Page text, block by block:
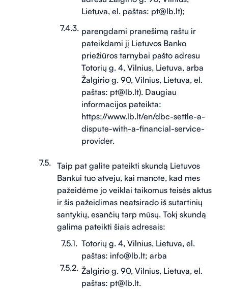
Lietuva, el. paštas: pt@lb.lt);
parengdami pranešimą raštu ir
pateikdami jį Lietuvos Banko
priežiūros tarnybai pašto adresu
Totorių g. 4, Vilnius, Lietuva, arba
Žalgirio g. 90, Vilnius, Lietuva, el.
paštas: pt@lb.lt). Daugiau
informacijos pateikta:
https://www.lb.lt/en/dbc-settle-a-
dispute-with-a-financial-service-
provider.
Taip pat galite pateikti skundą Lietuvos
Bankui tuo atveju, kai manote, kad mes
pažeidėme jo veiklai taikomus teisės aktus
ir šis pažeidimas neatsirado iš sutartinių
santykių, esančių tarp mūsų. Tokį skundą
galima pateikti šiais adresais:
Totorių g. 4, Vilnius, Lietuva, el.
paštas: info@lb.lt; arba
Žalgirio g. 90, Vilnius, Lietuva, el.
paštas: pt@lb.lt.